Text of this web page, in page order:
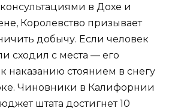
в Дохе и
Королевство призывает
добычу. Если человек
сходил с места — его
наказанию стоянием в снегу
Чиновники в Калифорнии
штата достигнет 10